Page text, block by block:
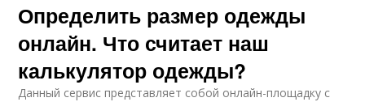
Определить размер одежды
онлайн. Что считает наш
калькулятор одежды?
Данный сервис представляет собой онлайн-площадку с